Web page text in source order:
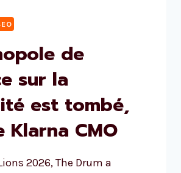
de
sur la
est tombé,
Klarna CMO
2026, The Drum a